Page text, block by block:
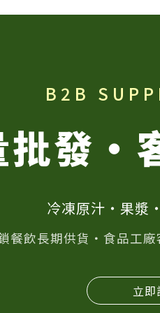
B2B
發・
冷凍原汁・果漿
餐飲長期供貨・食品工
立即